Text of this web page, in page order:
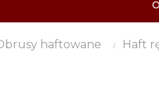
haftowane Haft